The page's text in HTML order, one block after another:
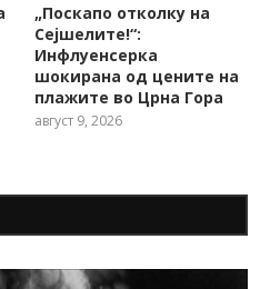
„Поскапо отколку на
Сејшелите!“:
Инфлуенсерка
шокирана од цените на
плажите во Црна Гора
август 9, 2026